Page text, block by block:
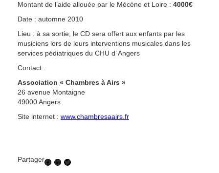
Montant de l’aide allouée par le Mécène et Loire : 4000€
Date : automne 2010
Lieu : à sa sortie, le CD sera offert aux enfants par les
musiciens lors de leurs interventions musicales dans les
services pédiatriques du CHU d’ Angers
Contact :
Association « Chambres à Airs »
26 avenue Montaigne
49000 Angers
Site internet : www.chambresaairs.fr
PartagerFacebook
LinkedIn
Twitter